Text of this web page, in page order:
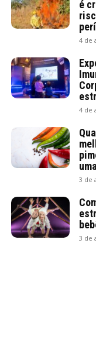
é
4 de
4 de
uma
3 de
3 de